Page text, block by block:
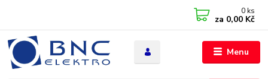
Menu
0 ks
za 0,00 Kč